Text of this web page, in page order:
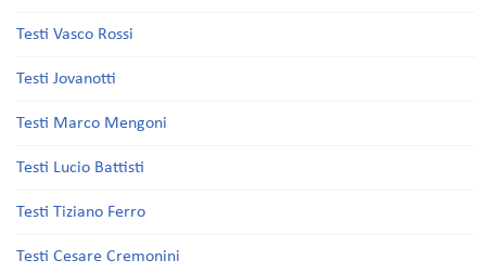
Testi Vasco Rossi
Testi Jovanotti
Testi Marco Mengoni
Testi Lucio Battisti
Testi Tiziano Ferro
Testi Cesare Cremonini